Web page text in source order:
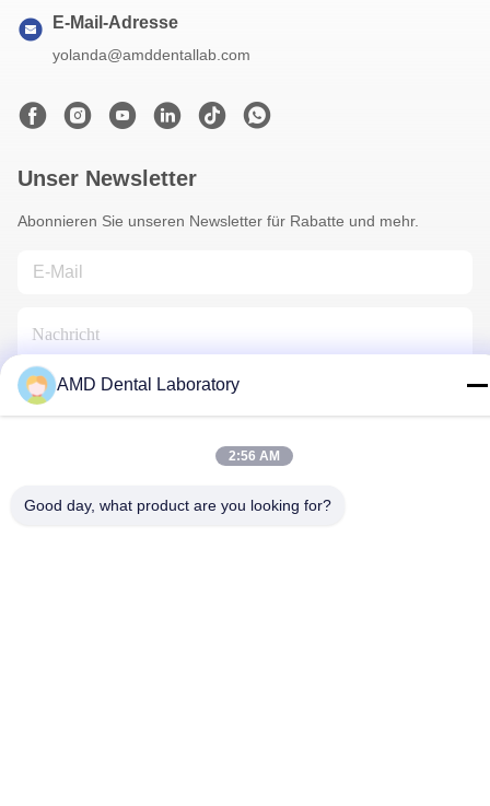
E-Mail-Adresse
yolanda@amddentallab.com
Unser Newsletter
Abonnieren Sie unseren Newsletter für Rabatte und mehr.
Treten Sie Mit Uns In Verbindung
AMD Dental Laboratory
2:56 AM
Good day, what product are you looking for?